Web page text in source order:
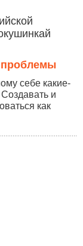
проблемы
себе какие-
и
как